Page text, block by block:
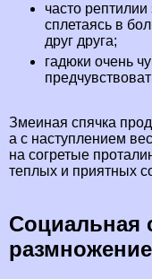
часто
сплетаясь в
друг друга;
гадюки очень
Змеиная спячка
а с наступлением
на согретые
теплых и приятных
Социальная
размножение